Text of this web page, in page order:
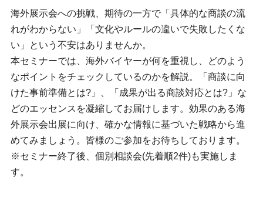
海外展示会への挑戦、期待の一方で「具体的な商談の流
れがわからない」「文化やルールの違いで失敗したくな
い」という不安はありませんか。
本セミナーでは、海外バイヤーが何を重視し、どのよう
なポイントをチェックしているのかを解説。「商談に向
けた事前準備とは?」、「成果が出る商談対応とは?」な
どのエッセンスを凝縮してお届けします。効果のある海
外展示会出展に向け、確かな情報に基づいた戦略から進
めてみましょう。皆様のご参加をお待ちしております。
※セミナー終了後、個別相談会(先着順2件)も実施しま
す。